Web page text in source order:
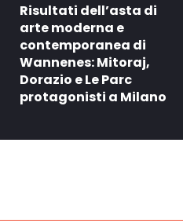
Risultati dell’asta di
arte moderna e
contemporanea di
Wannenes: Mitoraj,
Dorazio e Le Parc
protagonisti a Milano